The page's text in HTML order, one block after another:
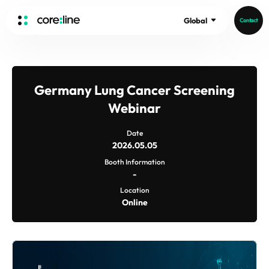
Global Contact
Publications
Germany Lung Cancer Screening
Webinar
Date
2026.05.05
Booth Information
-
Location
Online